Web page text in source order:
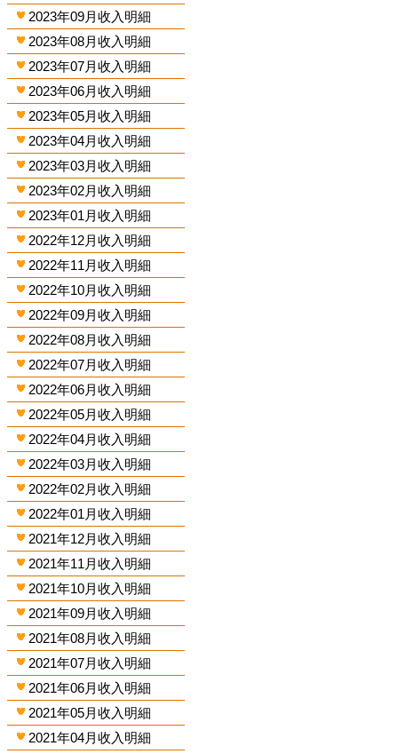
2023年09月收入明細
2023年08月收入明細
2023年07月收入明細
2023年06月收入明細
2023年05月收入明細
2023年04月收入明細
2023年03月收入明細
2023年02月收入明細
2023年01月收入明細
2022年12月收入明細
2022年11月收入明細
2022年10月收入明細
2022年09月收入明細
2022年08月收入明細
2022年07月收入明細
2022年06月收入明細
2022年05月收入明細
2022年04月收入明細
2022年03月收入明細
2022年02月收入明細
2022年01月收入明細
2021年12月收入明細
2021年11月收入明細
2021年10月收入明細
2021年09月收入明細
2021年08月收入明細
2021年07月收入明細
2021年06月收入明細
2021年05月收入明細
2021年04月收入明細